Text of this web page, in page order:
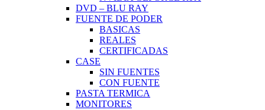
DVD – BLU RAY
FUENTE DE PODER
BASICAS
REALES
CERTIFICADAS
CASE
SIN FUENTES
CON FUENTE
PASTA TERMICA
MONITORES